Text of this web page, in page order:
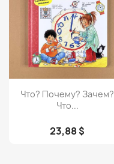
Просмотр
Что? Почему? Зачем?
Что...
23,88 $